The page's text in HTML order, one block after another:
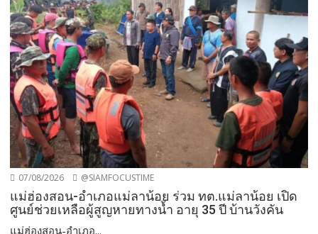
07/08/2026 @SIAMFOCUSTIME
แม่ฮ่องสอน-อำเภอแม่ลาน้อย ร่วม ทต.แม่ลาน้อย เปิด
ศูนย์ช่วยเหลือผู้สูญหายทางน้ำ อายุ 35 ปี บ้านวังคัน
แม่ฮ่องสอน-อำเภอ...